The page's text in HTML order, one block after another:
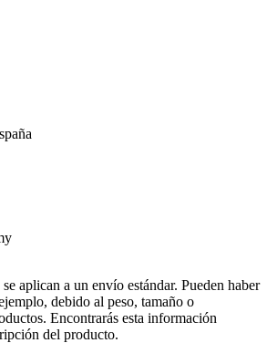
aplican a un envío estándar. Pueden haber
debido al peso, tamaño o
Encontrarás esta información
del producto.